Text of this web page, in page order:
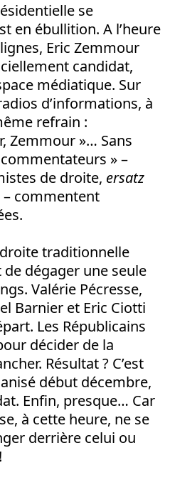
se
en ébullition. A l’heure
Eric Zemmour
candidat,
médiatique. Sur
d’informations, à
refrain :
Zemmour »… Sans
» –
de droite, ersatz
commentent
traditionnelle
dégager une seule
Valérie Pécresse,
Barnier et Eric Ciotti
Les Républicains
décider de la
Résultat ? C’est
début décembre,
Enfin, presque… Car
à cette heure, ne se
derrière celui ou